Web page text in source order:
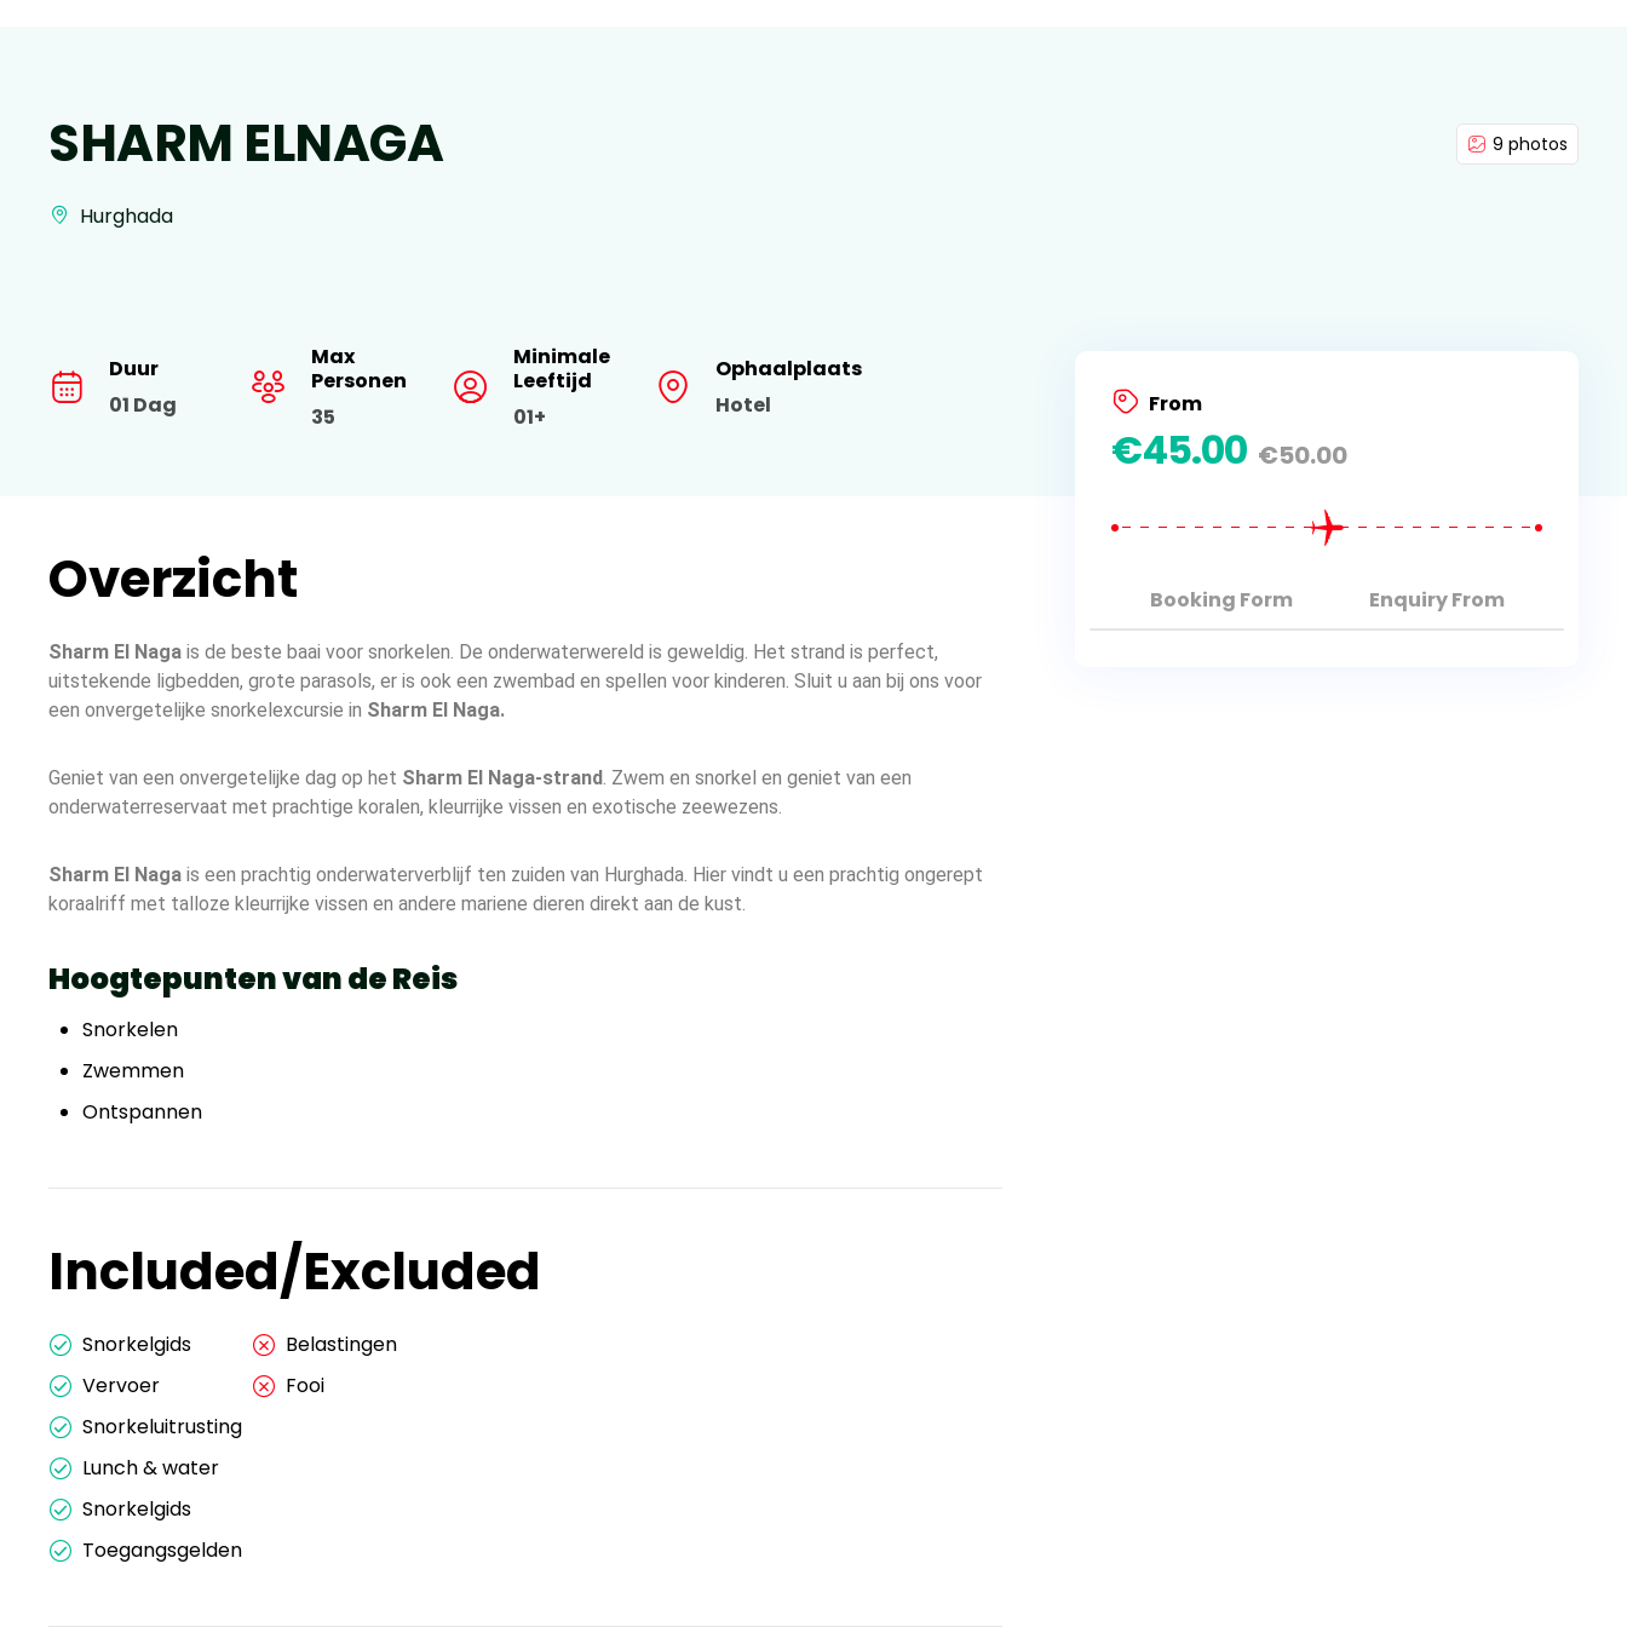
SHARM ELNAGA 9 photos
Hurghada
Duur
01 Dag
Max
Personen
35
Minimale
Leeftijd
01+
Ophaalplaats
Hotel
Overzicht
Sharm El Naga is de beste baai voor snorkelen. De onderwaterwereld is geweldig. Het strand is perfect,
uitstekende ligbedden, grote parasols, er is ook een zwembad en spellen voor kinderen. Sluit u aan bij ons voor
een onvergetelijke snorkelexcursie in Sharm El Naga.
Geniet van een onvergetelijke dag op het Sharm El Naga-strand. Zwem en snorkel en geniet van een
onderwaterreservaat met prachtige koralen, kleurrijke vissen en exotische zeewezens.
Sharm El Naga is een prachtig onderwaterverblijf ten zuiden van Hurghada. Hier vindt u een prachtig ongerept
koraalriff met talloze kleurrijke vissen en andere mariene dieren direkt aan de kust.
Hoogtepunten van de Reis
Snorkelen
Zwemmen
Ontspannen
Included/Excluded
Snorkelgids
Vervoer
Snorkeluitrusting
Lunch & water
Snorkelgids
Toegangsgelden
Belastingen
Fooi
From
€45.00 €50.00
Booking Form Enquiry From